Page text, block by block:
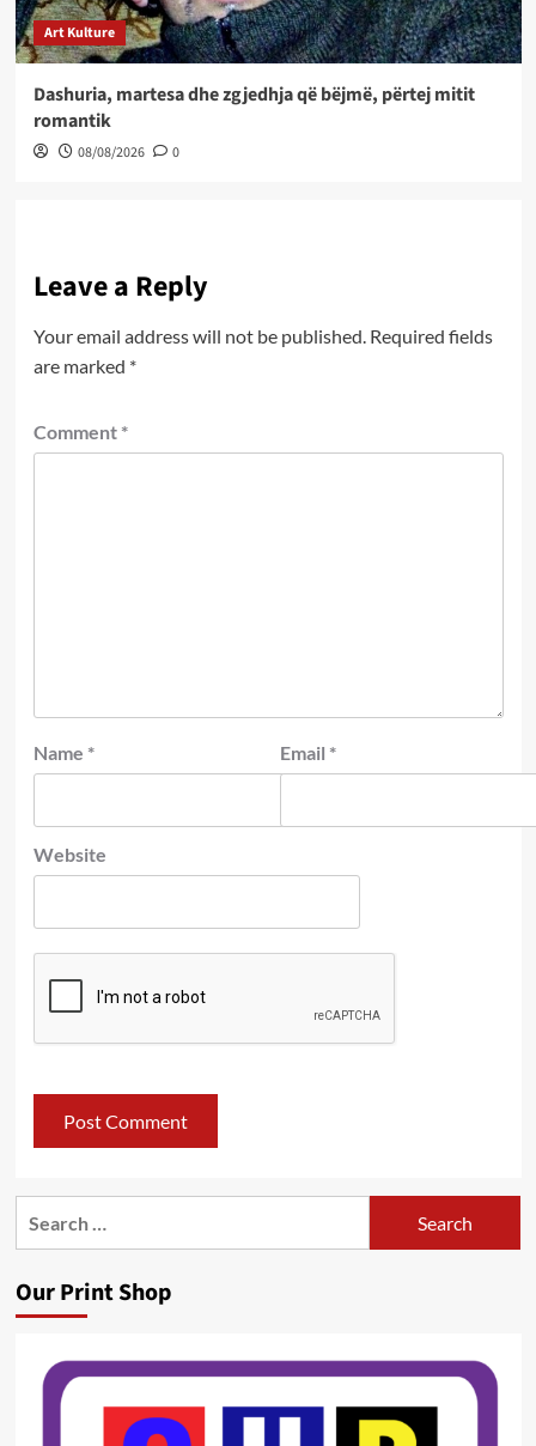
Art Kulture
Dashuria, martesa dhe zgjedhja që bëjmë, përtej mitit
romantik
08/08/2026 0
Leave a Reply
Your email address will not be published. Required fields
are marked *
Comment *
Name * Email *
Website
Our Print Shop